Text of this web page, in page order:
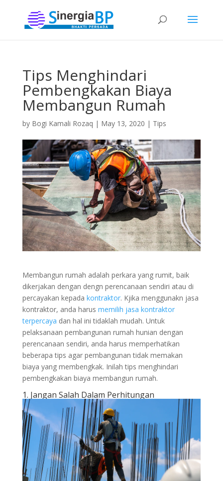
Tips Menghindari
Pembengkakan Biaya
Membangun Rumah
by Bogi Kamali Rozaq | May 13, 2020 | Tips
Membangun rumah adalah perkara yang rumit, baik
dikerjakan dengan dengn perencanaan sendiri atau di
percayakan kepada kontraktor. Kjika menggunakn jasa
kontraktor, anda harus memilih jasa kontraktor
terpercaya dan hal ini tidaklah mudah. Untuk
pelaksanaan pembangunan rumah hunian dengan
perencanaan sendiri, anda harus memperhatikan
beberapa tips agar pembangunan tidak memakan
biaya yang membengkak. Inilah tips menghindari
pembengkakan biaya membangun rumah.
1. Jangan Salah Dalam Perhitungan